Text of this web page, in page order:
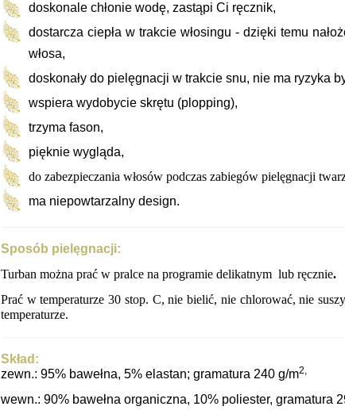
doskonale chłonie wodę, zastąpi Ci ręcznik,
dostarcza ciepła w trakcie włosingu - dzięki temu
włosa,
doskonały do pielęgnacji w trakcie snu, nie ma ryzyka
wspiera wydobycie skrętu (plopping),
trzyma fason,
pięknie wygląda,
do zabezpieczania włosów podczas zabiegów pielęgnacji
ma niepowtarzalny design.
Sposób pielęgnacji:
Turban można prać w pralce na programie delikatnym lub ręcznie.
Prać w temperaturze 30 stop. C, nie bielić, nie chlorować, nie
temperaturze.
Skład:
zewn.: 95% bawełna, 5% elastan; gramatura 240 g/m2,
wewn.: 90% bawełna organiczna, 10% poliester, gramatura